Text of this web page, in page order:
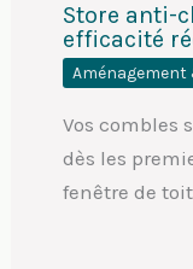
Store anti-
efficacité
Vos combles
dès les
fenêtre de